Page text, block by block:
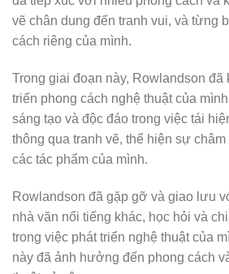
vẽ chân dung đến tranh vui, và từng
cách riêng của mình.
Trong giai đoạn này, Rowlandson đã
triển phong cách nghệ thuật của
sáng tạo và độc đáo trong việc tái
thông qua tranh vẽ, thể hiện sự
các tác phẩm của mình.
Rowlandson đã gặp gỡ và giao lưu
nhà văn nổi tiếng khác, học hỏi và
trong việc phát triển nghệ thuật của
này đã ảnh hưởng đến phong cách